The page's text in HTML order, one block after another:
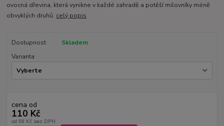
ovocná dřevina, která vynikne v každé zahradě a potěší milovníky méně
obvyklých druhů. celý popis
Dostupnost
Skladem
Varianta
cena od
110 Kč
od 98 Kč bez DPH